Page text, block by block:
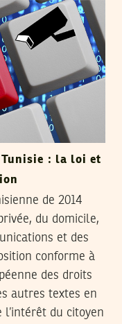
Tunisie : la loi et
de 2014
du domicile,
et des
conforme à
des droits
autres textes en
du citoyen